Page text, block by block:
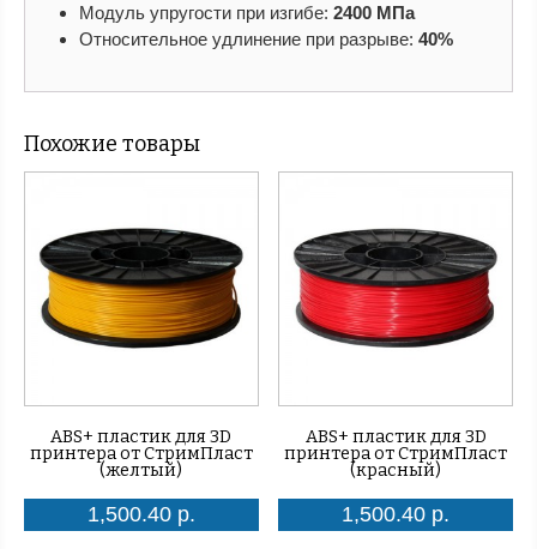
Модуль упругости при изгибе: 2400 МПа
Относительное удлинение при разрыве: 40%
Похожие товары
ABS+ пластик для 3D
принтера от СтримПласт
(желтый)
1,500.40 р.
ABS+ пластик для 3D
принтера от СтримПласт
(красный)
1,500.40 р.